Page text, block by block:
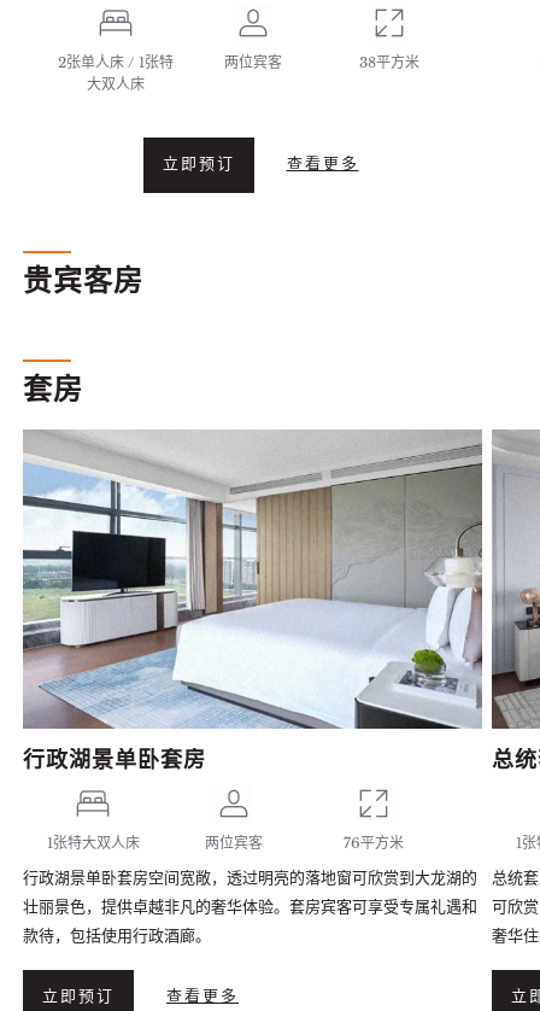
2张单人床 / 1张特
大双人床
两位宾客 38平方米
立即预订 查看更多
贵宾客房
套房
行政湖景单卧套房
1张特大双人床 两位宾客 76平方米
行政湖景单卧套房空间宽敞，透过明亮的落地窗可欣赏到大龙湖的
壮丽景色，提供卓越非凡的奢华体验。套房宾客可享受专属礼遇和
款待，包括使用行政酒廊。
立即预订 查看更多
总
1
总统
可欣
奢华
立